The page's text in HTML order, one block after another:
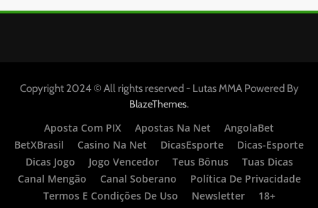
Copyright 2024 © All rights reserved - Lutas MMA Powered By
BlazeThemes.
Aposta Com PIX
Apostas Na Net
AngolaBet
BetXBrasil
Casino Na Net DicasEsporte
Dicas-Esporte
Dicas Jogo
Jogo Vencedor Teus Bônus
Tuas Dicas
Canal Mengão
Canal Soberano
Política De Privacidade
Termos E Condições De Uso
Newsletter 18+